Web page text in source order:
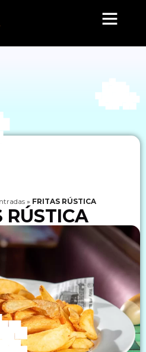
» FRITAS RÚSTICA
RÚSTICA